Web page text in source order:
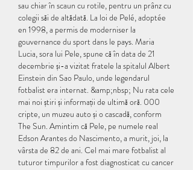
sau chiar în scaun cu rotile, pentru un prânz cu
colegii săi de altădată. La loi de Pelé, adoptée
en 1998, a permis de moderniser la
gouvernance du sport dans le pays. Maria
Lucia, sora lui Pele, spune că în data de 21
decembrie și-a vizitat fratele la spitalul Albert
Einstein din Sao Paulo, unde legendarul
fotbalist era internat. &amp;nbsp; Nu rata cele
mai noi știri și informații de ultimă oră. 000
cripte, un muzeu auto și o cascadă, conform
The Sun. Amintim că Pele, pe numele real
Edson Arantes do Nascimento, a murit, joi, la
vârsta de 82 de ani. Cel mai mare fotbalist al
tuturor timpurilor a fost diagnosticat cu cancer